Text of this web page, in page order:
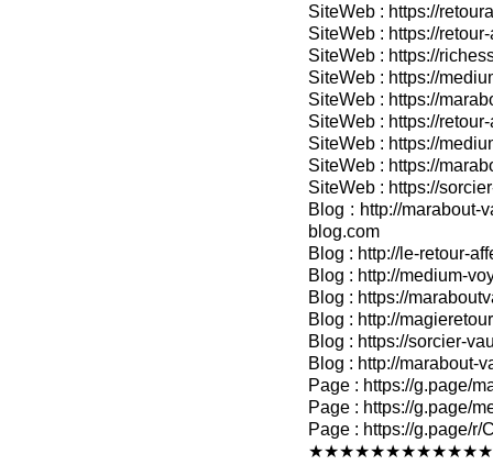
SiteWeb : https://
SiteWeb : https://
SiteWeb : https://
SiteWeb : https://
SiteWeb : https://
SiteWeb : https://
SiteWeb : https://
SiteWeb : https://
SiteWeb : https://
Blog : http://marabout-
blog.com
Blog : http://le-retour-
Blog : http://medium-
Blog : https://
Blog : http://
Blog : https://sorcier-
Blog : http://marabout-
Page : https://g.page/
Page : https://g.page/
Page : https://g.page/